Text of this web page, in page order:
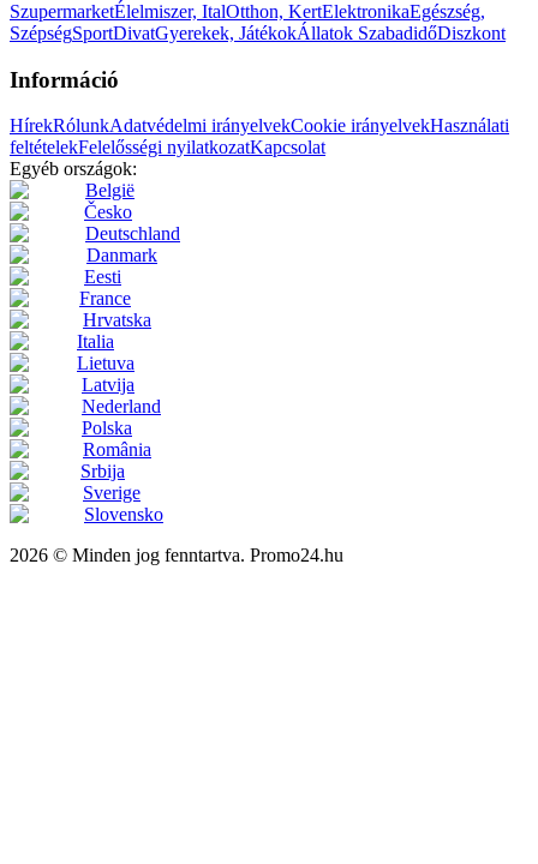
SzupermarketÉlelmiszer, ItalOtthon, KertElektronikaEgészség,
SzépségSportDivatGyerekek, JátékokÁllatok SzabadidőDiszkont
Információ
HírekRólunkAdatvédelmi irányelvekCookie irányelvekHasználati
feltételekFelelősségi nyilatkozatKapcsolat
Egyéb országok:
België
Česko
Deutschland
Danmark
Eesti
France
Hrvatska
Italia
Lietuva
Latvija
Nederland
Polska
România
Srbija
Sverige
Slovensko
2026 © Minden jog fenntartva. Promo24.hu